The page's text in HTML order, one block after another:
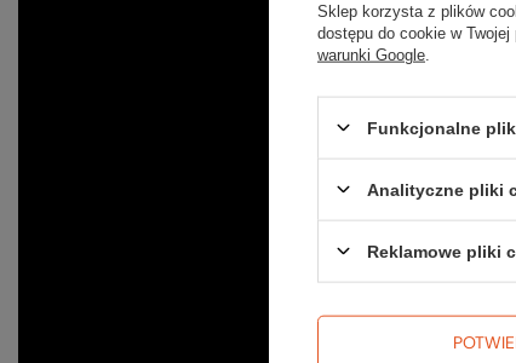
Sklep korzysta z plików
dostępu do cookie w
warunki Google
Funkcjonalne
Analityczne pliki
Reklamowe pliki